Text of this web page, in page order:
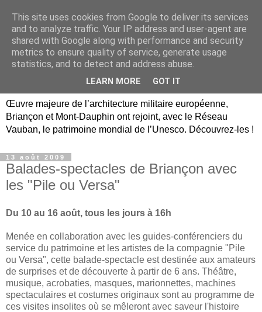
Briançon, Mont-Dauphin,
Vauban Unesco Hautes-
Œuvre majeure de l’architecture militaire européenne,
Briançon et Mont-Dauphin ont rejoint, avec le Réseau
Vauban, le patrimoine mondial de l’Unesco. Découvrez-les !
13 août 2009
Balades-spectacles de Briançon avec
les "Pile ou Versa"
Du 10 au 16 août, tous les jours à 16h
Menée en collaboration avec les guides-conférenciers du
service du patrimoine et les artistes de la compagnie "Pile
ou Versa", cette balade-spectacle est destinée aux amateurs
de surprises et de découverte à partir de 6 ans. Théâtre,
musique, acrobaties, masques, marionnettes, machines
spectaculaires et costumes originaux sont au programme de
ces visites insolites où se mêleront avec saveur l'histoire
This site uses cookies from Google to deliver its services
and to analyze traffic. Your IP address and user-agent are
shared with Google along with performance and security
metrics to ensure quality of service, generate usage
statistics, and to detect and address abuse.
LEARN MORE GOT IT